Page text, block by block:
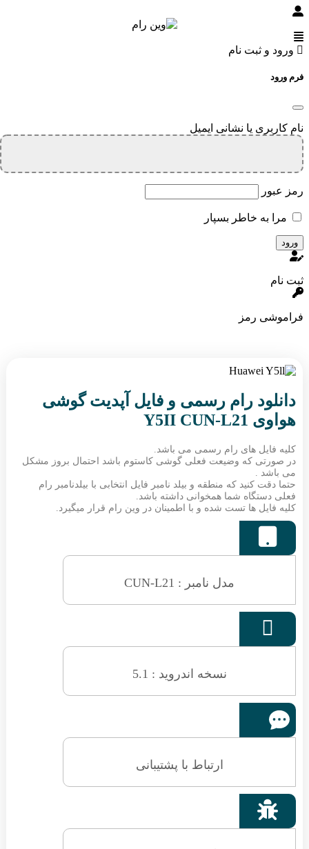
ورود و ثبت نام
فرم ورود
نام کاربری یا نشانی ایمیل
رمز عبور
مرا به خاطر بسپار
ثبت نام
فراموشی رمز
دانلود رام رسمی و فایل آپدیت گوشی
هواوی Y5II CUN-L21
کلیه فایل های رام رسمی می باشد.
در صورتی که وضیعت فعلی گوشی کاستوم باشد احتمال بروز مشکل
می باشد .
حتما دقت کنید که منطقه و بیلد نامبر فایل انتخابی با بیلدنامبر رام
فعلی دستگاه شما همخوانی داشته باشد.
کلیه فایل ها تست شده و با اطمینان در وین رام قرار میگیرد.

مدل نامبر : CUN-L21

نسخه اندروید : 5.1
ارتباط با پشتیبانی
